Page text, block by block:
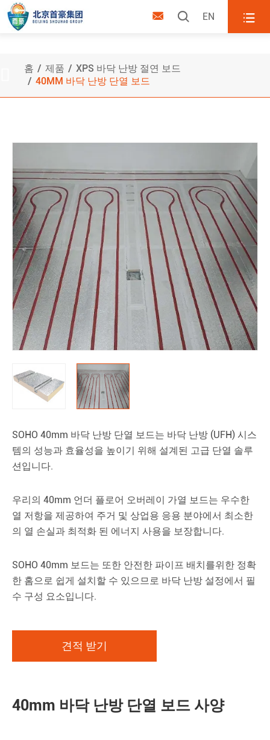
  EN 
40mm 바닥 난방 단열 보드
홈 제품
XPS 바닥 난방 절연 보드
40MM 바닥 난방 단열 보드
SOHO 40mm 바닥 난방 단열 보드는 바닥 난방 (UFH) 시스
템의 성능과 효율성을 높이기 위해 설계된 고급 단열 솔루
션입니다.
우리의 40mm 언더 플로어 오버레이 가열 보드는 우수한
열 저항을 제공하여 주거 및 상업용 응용 분야에서 최소한
의 열 손실과 최적화 된 에너지 사용을 보장합니다.
SOHO 40mm 보드는 또한 안전한 파이프 배치를위한 정확
한 홈으로 쉽게 설치할 수 있으므로 바닥 난방 설정에서 필
수 구성 요소입니다.
견적 받기
40mm 바닥 난방 단열 보드 사양